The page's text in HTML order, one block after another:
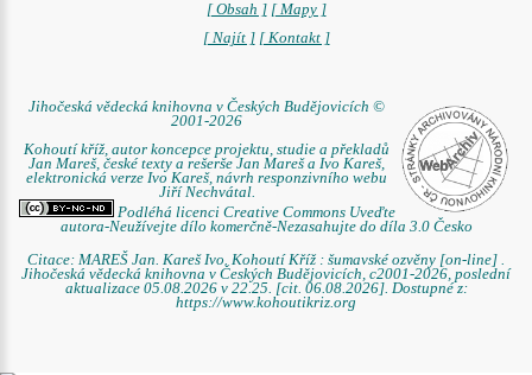
[ Obsah ] [ Mapy ]
[ Najít ] [ Kontakt ]
Jihočeská vědecká knihovna v Českých Budějovicích ©
2001-2026
Kohoutí kříž, autor koncepce projektu, studie a překladů
Jan Mareš, české texty a rešerše Jan Mareš a Ivo Kareš,
elektronická verze Ivo Kareš, návrh responzivního webu
Jiří Nechvátal.
Podléhá licenci Creative Commons Uveďte
autora-Neužívejte dílo komerčně-Nezasahujte do díla 3.0 Česko
Citace: MAREŠ Jan. Kareš Ivo. Kohoutí Kříž : šumavské ozvěny [on-line] .
Jihočeská vědecká knihovna v Českých Budějovicích, c2001-2026, poslední
aktualizace 05.08.2026 v 22.25. [cit. 06.08.2026]. Dostupné z:
https://www.kohoutikriz.org